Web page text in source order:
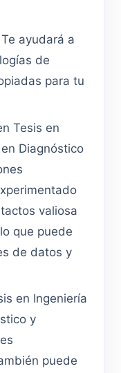
Te ayudará a
de
para tu
Tesis en
Diagnóstico
valiosa
que puede
de datos y
en Ingeniería
y
puede